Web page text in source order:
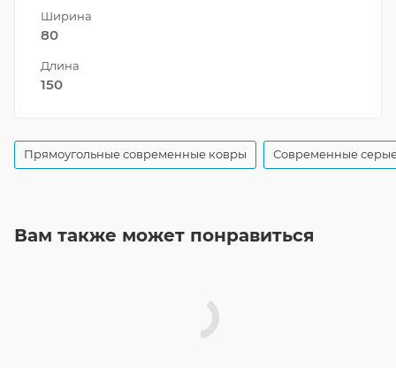
Ширина
80
Длина
150
Прямоугольные современные ковры Современные
Вам также может понравиться